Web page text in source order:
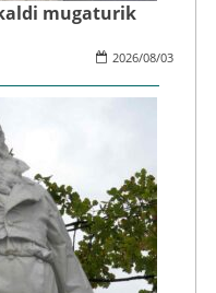
mugaturik
2026/08/03